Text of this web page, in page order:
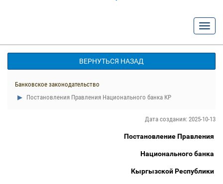
ВЕРНУТЬСЯ НАЗАД
Банковское законодательство
Постановления Правления Национального банка КР
Дата создания: 2025-10-13
Постановление Правления
Национального банка
Кыргызской Республики